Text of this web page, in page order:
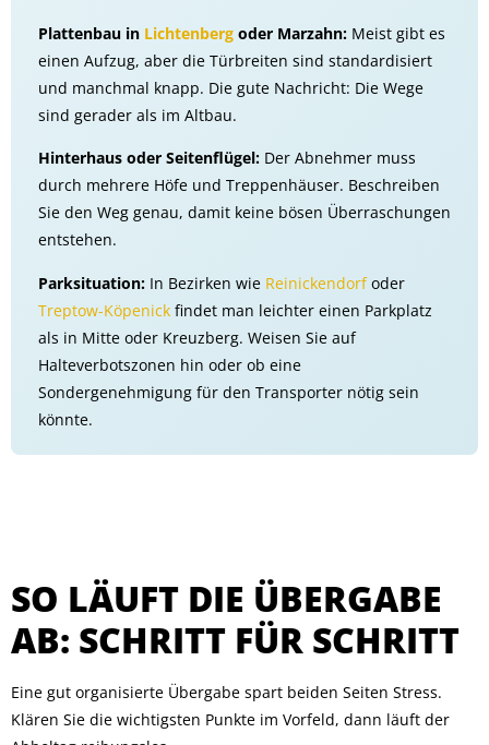
Plattenbau in Lichtenberg oder Marzahn: Meist gibt es
einen Aufzug, aber die Türbreiten sind standardisiert
und manchmal knapp. Die gute Nachricht: Die Wege
sind gerader als im Altbau.
Hinterhaus oder Seitenflügel: Der Abnehmer muss
durch mehrere Höfe und Treppenhäuser. Beschreiben
Sie den Weg genau, damit keine bösen Überraschungen
entstehen.
Parksituation: In Bezirken wie Reinickendorfoder
Treptow-Köpenick findet man leichter einen Parkplatz
als in Mitte oder Kreuzberg. Weisen Sie auf
Halteverbotszonen hin oder ob eine
Sondergenehmigung für den Transporter nötig sein
könnte.
SO LÄUFT DIE ÜBERGABE
AB: SCHRITT FÜR SCHRITT
Eine gut organisierte Übergabe spart beiden Seiten Stress.
Klären Sie die wichtigsten Punkte im Vorfeld, dann läuft der